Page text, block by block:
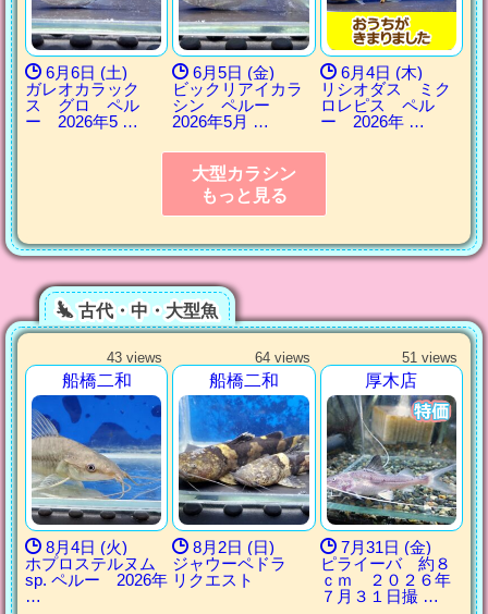
6月6日 (土)
ガレオカラック
ス グロ ペル
ー 2026年5 …
6月5日 (金)
ビックリアイカラ
シン ペルー
2026年5月 …
6月4日 (木)
リシオダス ミク
ロレピス ペル
ー 2026年 …
大型カラシン
もっと見る
古代・中・大型魚
43 views
船橋二和
8月4日 (火)
ホプロステルヌム
sp. ペルー 2026年
…
64 views
船橋二和
8月2日 (日)
ジャウーペドラ
リクエスト
51 views
厚木店
7月31日 (金)
ピライーバ 約８
ｃｍ ２０２６年
７月３１日撮 …